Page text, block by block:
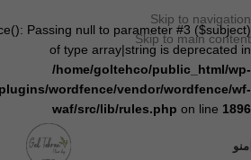
Passing null to parameter #3 ($subject)
of type array|string is deprecated in
/home/goltehco/public_html/wp-
wordfence/vendor/wordfence/wf-
waf/src/lib/rules.php on line 1896
Skip to navigation
Skip to main content
منو